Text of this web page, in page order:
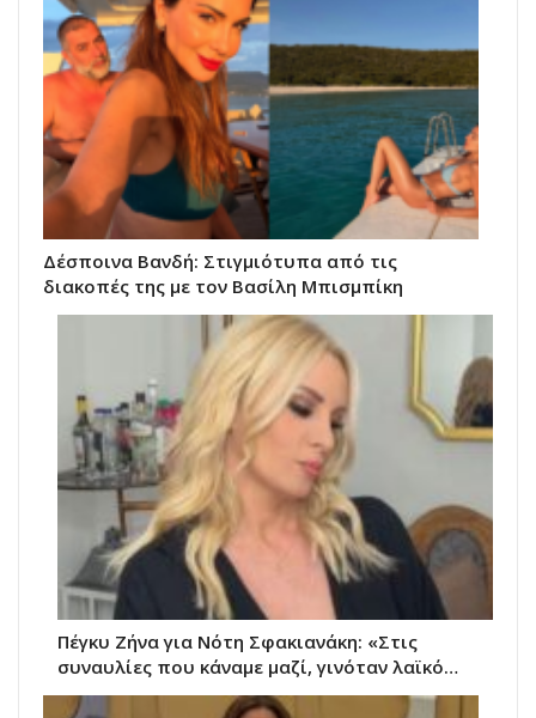
Δέσποινα Βανδή: Στιγμιότυπα από τις
διακοπές της με τον Βασίλη Μπισμπίκη
Πέγκυ Ζήνα για Νότη Σφακιανάκη: «Στις
συναυλίες που κάναμε μαζί, γινόταν λαϊκό…